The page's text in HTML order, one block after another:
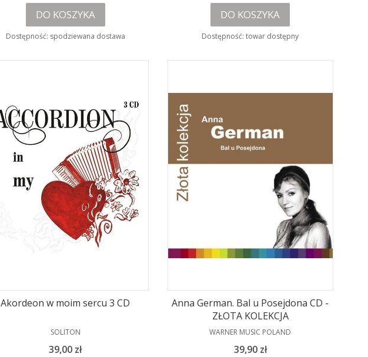
DO KOSZYKA
Dostępność: spodziewana dostawa
DO KOSZYKA
Dostępność:towar dostępny
Akordeon w moim sercu 3 CD
PRODUCENT
SOLITON
Cena
39,00 zł
Anna German. Bal u Posejdona CD -
ZŁOTA KOLEKCJA
PRODUCENT
WARNER MUSIC POLAND
Cena
39,90 zł